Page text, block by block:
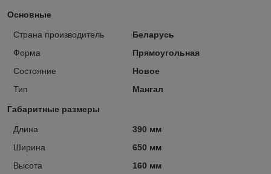
Основные
Страна производитель
Беларусь
Форма
Прямоугольная
Состояние
Новое
Тип
Мангал
Габаритные размеры
Длина
390 мм
Ширина
650 мм
Высота
160 мм